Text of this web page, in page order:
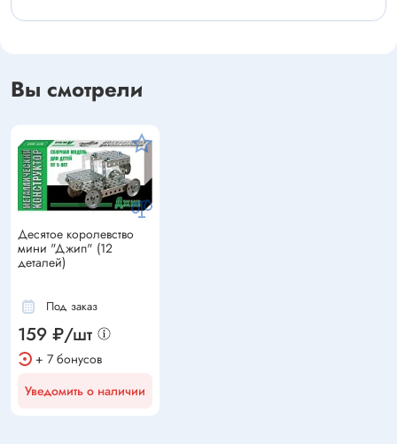
Вы смотрели
Десятое королевство
мини "Джип" (12
деталей)
Под заказ
159 ₽/шт
+ 7 бонусов
Уведомить о наличии